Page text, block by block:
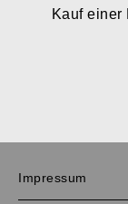
Kauf
Impressum